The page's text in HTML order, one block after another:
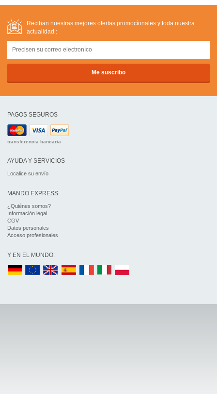
Reciban nuestras mejores ofertas promocíonales y toda nuestra
actualidad :
PAGOS SEGUROS
transferencia bancaria
AYUDA Y SERVICIOS
Localice su envío
MANDO EXPRESS
¿Quiénes somos?
Información legal
CGV
Datos personales
Acceso profesionales
Y EN EL MUNDO: